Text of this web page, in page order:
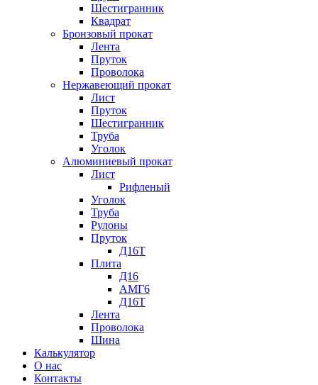
Шестигранник
Квадрат
Бронзовый прокат
Лента
Пруток
Проволока
Нержавеющий прокат
Лист
Пруток
Шестигранник
Труба
Уголок
Алюминиевый прокат
Лист
Рифленый
Уголок
Труба
Рулоны
Пруток
Д16Т
Плита
Д16
АМГ6
Д16Т
Лента
Проволока
Шина
Калькулятор
О нас
Контакты